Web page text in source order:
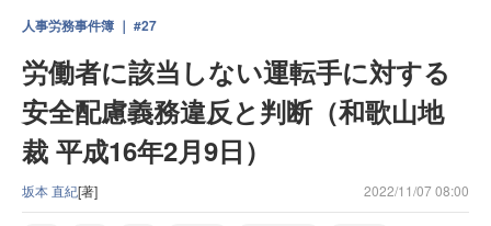
人事労務事件簿 ｜ #27
労働者に該当しない運転手に対する
安全配慮義務違反と判断（和歌山地
裁 平成16年2月9日）
坂本 直紀[著] 2022/11/07 08:00